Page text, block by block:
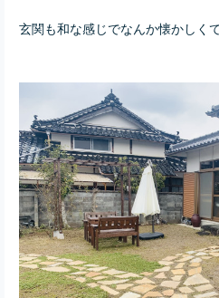
玄関も和な感じでなんか懐かしく